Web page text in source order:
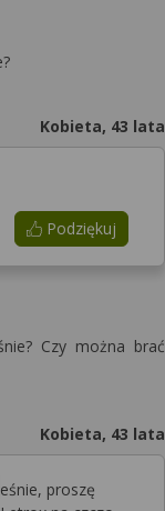
Kobieta, 43 lata
Podziękuj
Czy można brać
Kobieta, 43 lata
proszę